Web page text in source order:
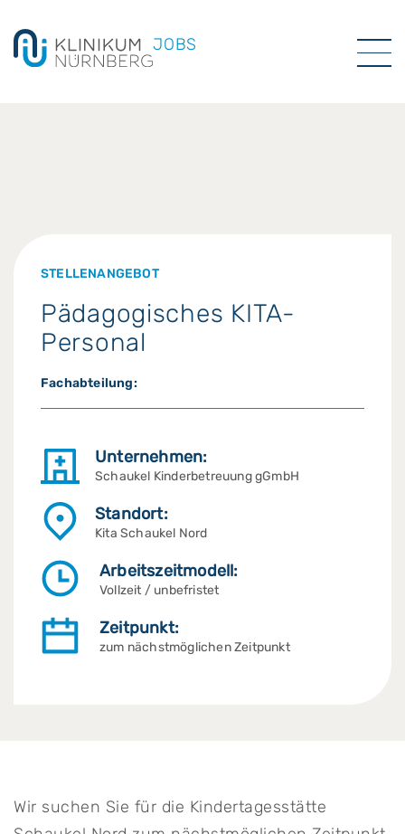
JOBS
STELLENANGEBOT
Pädagogisches KITA-
Personal
Fachabteilung:
Unternehmen:
Schaukel Kinderbetreuung gGmbH
Standort:
Kita Schaukel Nord
Arbeitszeitmodell:
Vollzeit / unbefristet
Zeitpunkt:
zum nächstmöglichen Zeitpunkt
Wir suchen Sie für die Kindertagesstätte